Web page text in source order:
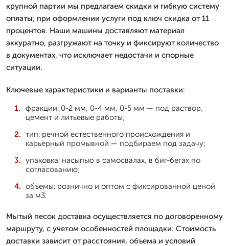
крупной партии мы предлагаем скидки и гибкую систему
оплаты; при оформлении услуги под ключ скидка от 11
процентов. Наши машины доставляют материал
аккуратно, разгружают на точку и фиксируют количество
в документах, что исключает недостачи и спорные
ситуации.
Ключевые характеристики и варианты поставки:
фракции: 0-2 мм, 0-4 мм, 0-5 мм — под раствор,
цемент и литьевые работы;
тип: речной естественного происхождения и
карьерный промывной — подбираем под задачу;
упаковка: насыпью в самосвалах, в биг-бегах по
согласованию;
объемы: рознично и оптом с фиксированной ценой
за м3.
Мытый песок доставка осуществляется по договоренному
маршруту, с учетом особенностей площадки. Стоимость
доставки зависит от расстояния, объема и условий